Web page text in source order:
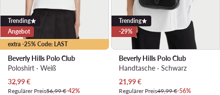
extra -25% Code: LAST
Trending
Angebot
Beverly Hills Polo Club
Poloshirt · Weiß
Aktueller Preis
32,99€
Regulärer Preis56,99 €-42%
Trending
-29%
Beverly Hills Polo Club
Handtasche · Schwarz
Aktueller Preis
21,99€
Regulärer Preis49,99 €-56%